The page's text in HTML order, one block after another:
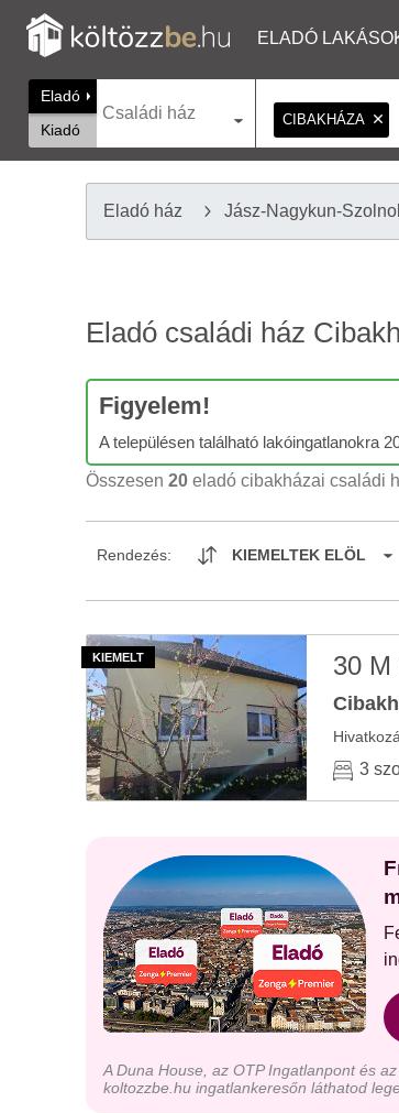
ELADÓ
Eladó
Kiadó
Családi ház CIBAKHÁZA
Eladó ház Jász-Nagykun-
Eladó családi ház
Figyelem!
A településen található lakóingatlanokra
Összesen 20 eladó cibakházai családi
Rendezés: KIEMELTEK ELÖL
30 M
3
A Duna House, az OTP Ingatlanpont és
koltozzbe.hu ingatlankeresőn láthatod